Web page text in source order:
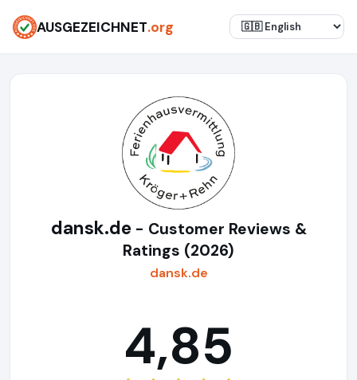
AUSGEZEICHNET.org
dansk.de - Customer Reviews &
Ratings (2026)
dansk.de
4,85